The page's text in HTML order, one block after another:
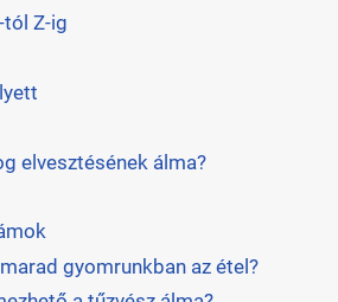
Z-ig
elvesztésének álma?
gyomrunkban az étel?